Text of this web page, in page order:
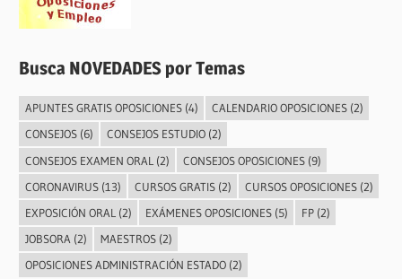
Busca NOVEDADES por Temas
APUNTES GRATIS OPOSICIONES(4) CALENDARIO OPOSICIONES(2)
CONSEJOS(6) CONSEJOS ESTUDIO(2)
CONSEJOS EXAMEN ORAL (2) CONSEJOS OPOSICIONES(9)
CORONAVIRUS(13) CURSOS GRATIS(2) CURSOS OPOSICIONES(2)
EXPOSICIÓN ORAL (2) EXÁMENES OPOSICIONES(5) FP(2)
JOBSORA(2) MAESTROS(2)
OPOSICIONES ADMINISTRACIÓN ESTADO(2)